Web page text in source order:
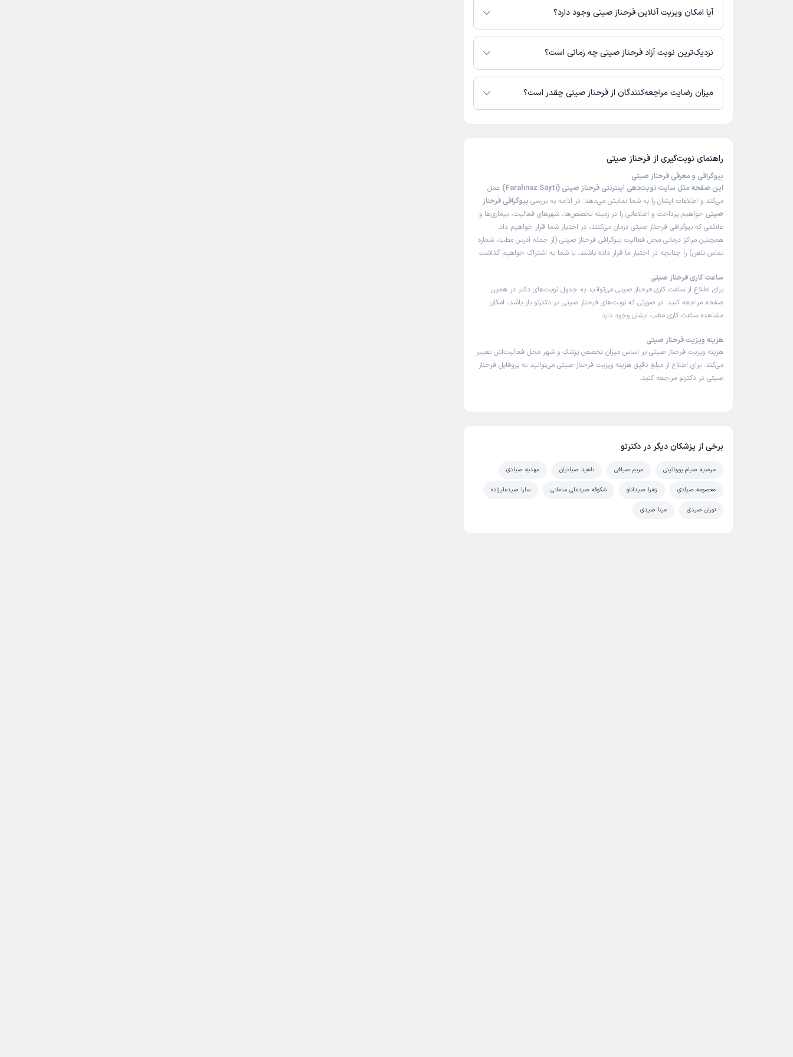
آیا امکان ویزیت آنلاین فرحناز صیتی وجود دارد؟
در حال حاضر اطلاعاتی درباره ارائه ویزیت آنلاین توسط فرحناز صیتی در دسترس نیست.
برای دریافت اطلاعات دقیق‌تر، لطفاً با مطب تماس بگیرید.
نزدیک‌ترین نوبت آزاد فرحناز صیتی چه زمانی است؟
زمان نوبت‌دهی و پذیرش بیماران با هماهنگی مطب مشخص می‌شود.
میزان رضایت مراجعه‌کنندگان از فرحناز صیتی چقدر است؟
راهنمای نوبت‌گیری از فرحناز صیتی
بیوگرافی و معرفی فرحناز صیتی
این صفحه مثل سایت نوبت‌دهی اینترنتی فرحناز صیتی (Farahnaz Sayti)
عمل
می‌کند و اطلاعات ایشان را به شما نمایش می‌دهد. در ادامه به بررسی بیوگرافی فرحناز
صیتی خواهیم پرداخت و اطلاعاتی را در زمینه تخصص‌ها، شهرهای فعالیت، بیماری‌ها و
علائمی که بیوگرافی فرحناز صیتی درمان می‌کنند، در اختیار شما قرار خواهیم داد.
همچنین مراکز درمانی محل فعالیت بیوگرافی فرحناز صیتی (از جمله آدرس مطب، شماره
تماس تلفن) را چنانچه در اختیار ما قرار داده باشند، با شما به اشتراک خواهیم گذاشت.
ساعت کاری فرحناز صیتی
برای اطلاع از ساعت کاری فرحناز صیتی می‌توانید به جدول نوبت‌های دکتر در همین
صفحه مراجعه کنید. در صورتی که نوبت‌های فرحناز صیتی در دکترتو باز باشد، امکان
مشاهده ساعت کاری مطب ایشان وجود دارد.
هزینه ویزیت فرحناز صیتی
هزینه ویزیت فرحناز صیتی بر اساس میزان تخصص پزشک و شهر محل فعالیت‌اش تغییر
می‌کند. برای اطلاع از مبلغ دقیق هزینه ویزیت فرحناز صیتی می‌توانید به پروفایل فرحناز
صیتی در دکترتو مراجعه کنید.
برخی از پزشکان دیگر در دکترتو
مرضیه صیام پورنائینی مریم صیافی ناهید صیادیان مهدیه صیادی
معصومه صیادی زهرا صیدانلو شکوفه صیدعلی سامانی سارا صیدعلیزاده
توران صیدی مینا صیدی